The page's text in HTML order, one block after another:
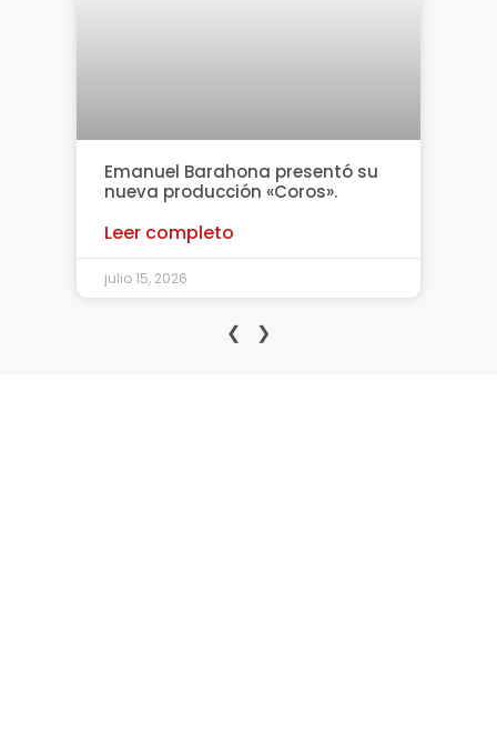
Emanuel Barahona presentó su
nueva producción «Coros».
Leer completo
julio 15, 2026
❮ ❯